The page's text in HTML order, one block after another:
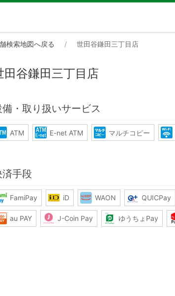
検索地図へ戻る 世田谷鎌田三丁目店
田谷鎌田三丁目店
備・取り扱いサービス
ATM E-net ATM マルチコピー
済手段
FamiPay iD WAON QUICPay
au PAY J-Coin Pay ゆうちょPay